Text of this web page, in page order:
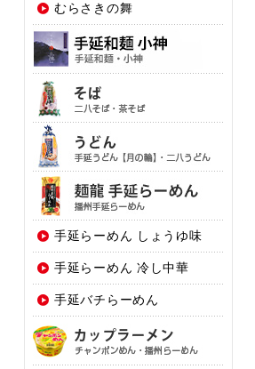
むらさきの舞
手延らーめん しょうゆ味
手延らーめん 冷し中華
手延バチらーめん